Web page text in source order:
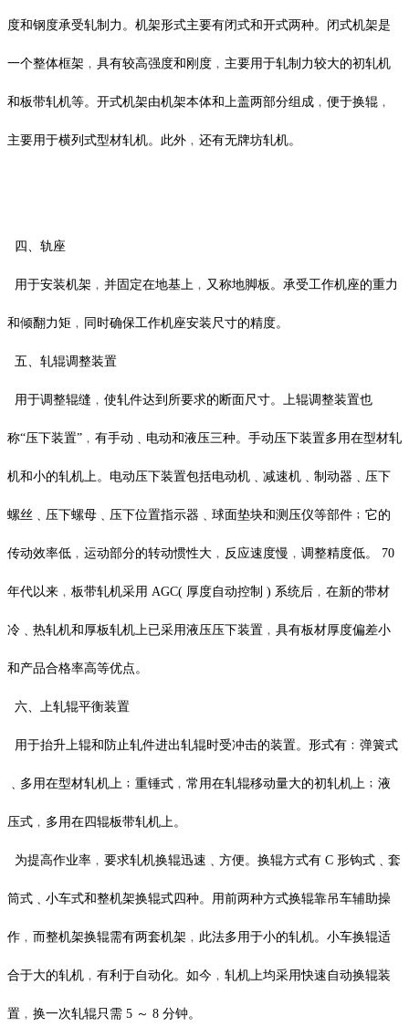
度和钢度承受轧制力。机架形式主要有闭式和开式两种。闭式机架是
一个整体框架﹐具有较高强度和刚度﹐主要用于轧制力较大的初轧机
和板带轧机等。开式机架由机架本体和上盖两部分组成﹐便于换辊﹐
主要用于横列式型材轧机。此外﹐还有无牌坊轧机。
四、轨座
用于安装机架﹐并固定在地基上﹐又称地脚板。承受工作机座的重力
和倾翻力矩﹐同时确保工作机座安装尺寸的精度。
五、轧辊调整装置
用于调整辊缝﹐使轧件达到所要求的断面尺寸。上辊调整装置也
称“压下装置”﹐有手动﹑电动和液压三种。手动压下装置多用在型材轧
机和小的轧机上。电动压下装置包括电动机﹑减速机﹑制动器﹑压下
螺丝﹑压下螺母﹑压下位置指示器﹑球面垫块和测压仪等部件﹔它的
传动效率低﹐运动部分的转动惯性大﹐反应速度慢﹐调整精度低。 70
年代以来﹐板带轧机采用 AGC( 厚度自动控制 ) 系统后﹐在新的带材
冷﹑热轧机和厚板轧机上已采用液压压下装置﹐具有板材厚度偏差小
和产品合格率高等优点。
六、上轧辊平衡装置
用于抬升上辊和防止轧件进出轧辊时受冲击的装置。形式有﹕弹簧式
﹑多用在型材轧机上﹔重锤式﹐常用在轧辊移动量大的初轧机上﹔液
压式﹐多用在四辊板带轧机上。
为提高作业率﹐要求轧机换辊迅速﹑方便。换辊方式有 C 形钩式﹑套
筒式﹑小车式和整机架换辊式四种。用前两种方式换辊靠吊车辅助操
作﹐而整机架换辊需有两套机架﹐此法多用于小的轧机。小车换辊适
合于大的轧机﹐有利于自动化。如今﹐轧机上均采用快速自动换辊装
置﹐换一次轧辊只需 5 ～ 8 分钟。